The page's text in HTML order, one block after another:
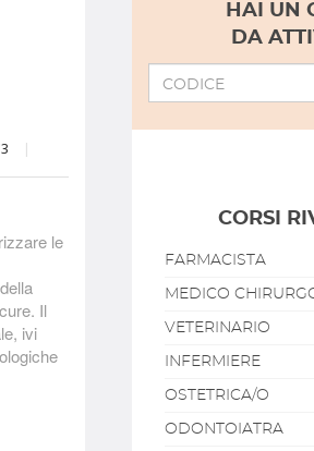
|
le
Il
ivi
HAI UN
DA
CORSI
FARMACISTA
MEDICO
VETERINARIO
INFERMIERE
OSTETRICA/O
ODONTOIATRA